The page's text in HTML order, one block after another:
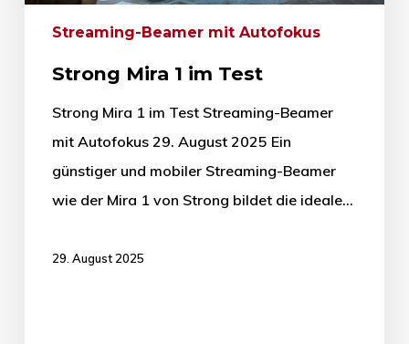
Streaming-Beamer mit Autofokus
Strong Mira 1 im Test
Strong Mira 1 im Test Streaming-Beamer
mit Autofokus 29. August 2025 Ein
günstiger und mobiler Streaming-Beamer
wie der Mira 1 von Strong bildet die ideale…
29. August 2025